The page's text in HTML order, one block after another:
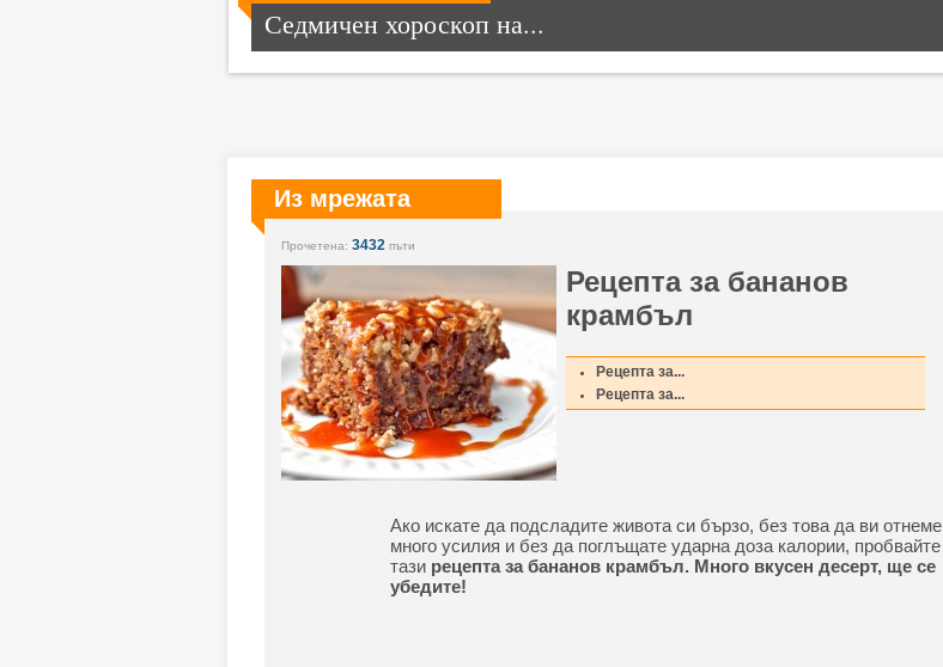
Седмичен хороскоп на...
Из мрежата
Прочетена: 3432 пъти
Рецепта за бананов
крамбъл
Рецепта за...
Рецепта за...
Ако искате да подсладите живота си бързо, без това да ви отнеме
много усилия и без да поглъщате ударна доза калории, пробвайте
тази рецепта за бананов крамбъл. Много вкусен десерт, ще се
убедите!